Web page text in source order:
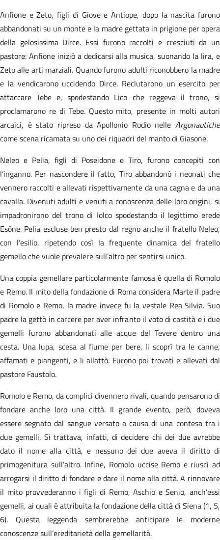
Anfione e Zeto, figli di Giove e Antiope, dopo la nascita furono
abbandonati su un monte e la madre gettata in prigione per opera
della gelosissima Dirce. Essi furono raccolti e cresciuti da un
pastore: Anfione iniziò a dedicarsi alla musica, suonando la lira, e
Zeto alle arti marziali. Quando furono adulti riconobbero la madre
e la vendicarono uccidendo Dirce. Reclutarono un esercito per
attaccare Tebe e, spodestando Lico che reggeva il trono, si
proclamarono re di Tebe. Questo mito, presente in molti autori
arcaici, è stato ripreso da Apollonio Rodio nelle Argonautiche
come scena ricamata su uno dei riquadri del manto di Giasone.
Neleo e Pelia, figli di Poseidone e Tiro, furono concepiti con
l’inganno. Per nascondere il fatto, Tiro abbandonò i neonati che
vennero raccolti e allevati rispettivamente da una cagna e da una
cavalla. Divenuti adulti e venuti a conoscenza delle loro origini, si
impadronirono del trono di Iolco spodestando il legittimo erede
Esòne. Pelia escluse ben presto dal regno anche il fratello Neleo,
con l’esilio, ripetendo così la frequente dinamica del fratello
gemello che vuole prevalere sull’altro per sentirsi unico.
Una coppia gemellare particolarmente famosa è quella di Romolo
e Remo. Il mito della fondazione di Roma considera Marte il padre
di Romolo e Remo, la madre invece fu la vestale Rea Silvia. Suo
padre la gettò in carcere per aver infranto il voto di castità e i due
gemelli furono abbandonati alle acque del Tevere dentro una
cesta. Una lupa, scesa al fiume per bere, li scoprì tra le canne,
affamati e piangenti, e li allattò. Furono poi trovati e allevati dal
pastore Faustolo.
Romolo e Remo, da complici divennero rivali, quando pensarono di
fondare anche loro una città. Il grande evento, però, doveva
essere segnato dal sangue versato a causa di una contesa tra i
due gemelli. Si trattava, infatti, di decidere chi dei due avrebbe
dato il nome alla città, e nessuno dei due aveva il diritto di
primogenitura sull’altro. Infine, Romolo uccise Remo e riuscì ad
arrogarsi il diritto di fondare e dare il nome alla città. A rinnovare
il mito provvederanno i figli di Remo, Aschio e Senio, anch’essi
gemelli, ai quali è attribuita la fondazione della città di Siena (1, 5,
6). Questa leggenda sembrerebbe anticipare le moderne
conoscenze sull’ereditarietà della gemellarità.